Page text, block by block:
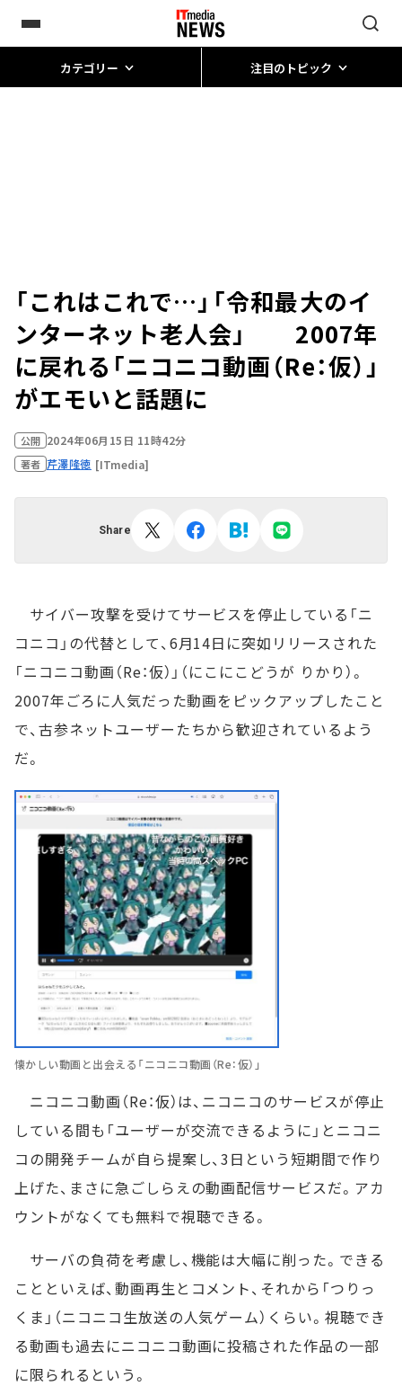
カテゴリー 注目のトピック
「これはこれで…」「令和最大のイ
ンターネット老人会」 2007年
に戻れる「ニコニコ動画（Re：仮）」
がエモいと話題に
公開 2024年06月15日 11時42分
著者 芹澤隆徳 [ITmedia]
Share
サイバー攻撃を受けてサービスを停止している「ニ
コニコ」の代替として、6月14日に突如リリースされた
「ニコニコ動画（Re：仮）」（にこにこどうが りかり）。
2007年ごろに人気だった動画をピックアップしたこと
で、古参ネットユーザーたちから歓迎されているよう
だ。
懐かしい動画と出会える「ニコニコ動画（Re：仮）」
ニコニコ動画（Re：仮）は、ニコニコのサービスが停止
している間も「ユーザーが交流できるように」とニコニ
コの開発チームが自ら提案し、3日という短期間で作り
上げた、まさに急ごしらえの動画配信サービスだ。アカ
ウントがなくても無料で視聴できる。
サーバの負荷を考慮し、機能は大幅に削った。できる
ことといえば、動画再生とコメント、それから「つりっ
くま」（ニコニコ生放送の人気ゲーム）くらい。視聴でき
る動画も過去にニコニコ動画に投稿された作品の一部
に限られるという。